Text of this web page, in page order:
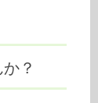
？